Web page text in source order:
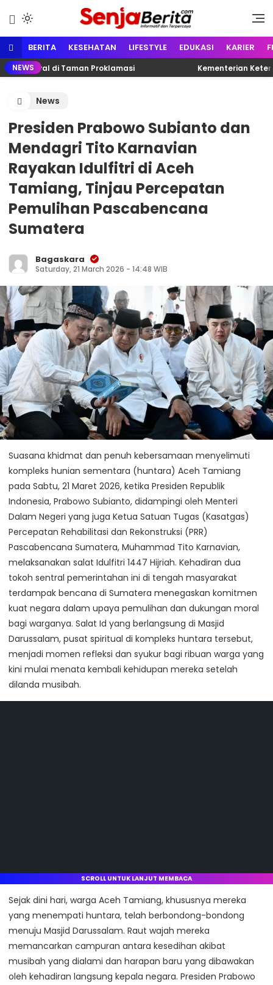
konten
Senja Berita
Portal media berita online yang
informatif, edukatif dan
terpercaya
BERITA KESEHATAN LIFESTYLE EDUKASI KARIER
NEWSdi Taman Proklamasi Kementerian
News
Presiden Prabowo Subianto dan
Mendagri Tito Karnavian
Rayakan Idulfitri di Aceh
Tamiang, Tinjau Percepatan
Pemulihan Pascabencana
Sumatera
Bagaskara
Saturday, 21 March 2026 - 14:48 WIB
Suasana khidmat dan penuh kebersamaan menyelimuti
kompleks hunian sementara (huntara) Aceh Tamiang
pada Sabtu, 21 Maret 2026, ketika Presiden Republik
Indonesia, Prabowo Subianto, didampingi oleh Menteri
Dalam Negeri yang juga Ketua Satuan Tugas (Kasatgas)
Percepatan Rehabilitasi dan Rekonstruksi (PRR)
Pascabencana Sumatera, Muhammad Tito Karnavian,
melaksanakan salat Idulfitri 1447 Hijriah. Kehadiran dua
tokoh sentral pemerintahan ini di tengah masyarakat
terdampak bencana di Sumatera menegaskan komitmen
kuat negara dalam upaya pemulihan dan dukungan moral
bagi warganya. Salat Id yang berlangsung di Masjid
Darussalam, pusat spiritual di kompleks huntara tersebut,
menjadi momen refleksi dan syukur bagi ribuan warga yang
kini mulai menata kembali kehidupan mereka setelah
dilanda musibah.
SCROLL UNTUK LANJUT MEMBACA
Sejak dini hari, warga Aceh Tamiang, khususnya mereka
yang menempati huntara, telah berbondong-bondong
menuju Masjid Darussalam. Raut wajah mereka
memancarkan campuran antara kesedihan akibat
musibah yang dialami dan harapan baru yang dibawakan
oleh kehadiran langsung kepala negara. Presiden Prabowo